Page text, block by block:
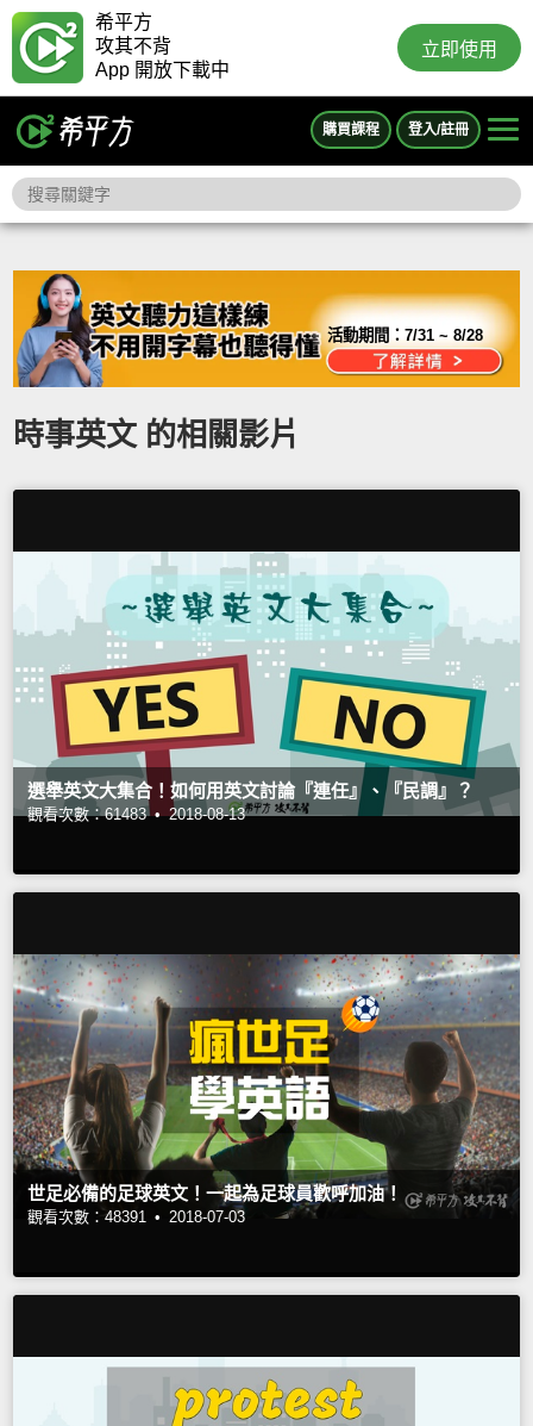
希平方
攻其不背
App 開放下載中
立即使用
購買課程 登入/註冊
活動期間：7/31 ~ 8/28
時事英文 的相關影片
選舉英文大集合！如何用英文討論『連任』、『民調』？
觀看次數：61483 • 2018-08-13
世足必備的足球英文！一起為足球員歡呼加油！
觀看次數：48391 • 2018-07-03